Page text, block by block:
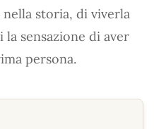
storia, di viverla
sensazione di aver
persona.